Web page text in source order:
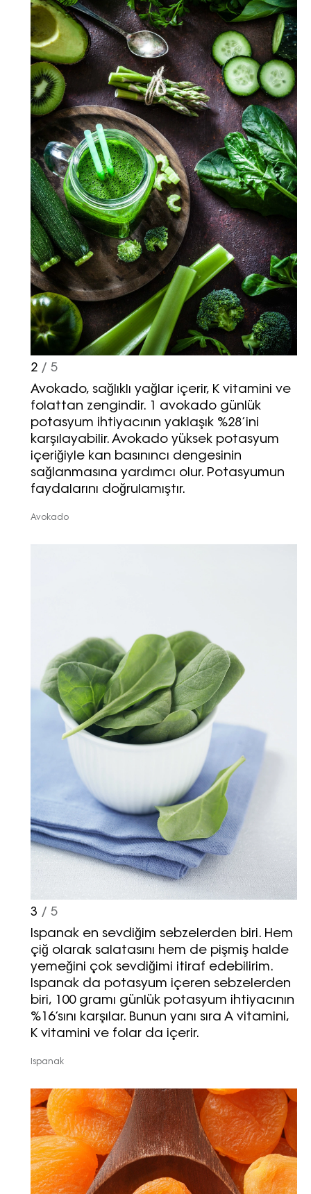
Haftalık E-Bülten
Moda dünyasında neler oluyor? Yeni
fikirler, öne çıkan koleksiyonlar, en
vogue trendler, ünlülerden güzelllik
sırları ve en popüler partilerden
haberdar olmak için haftalık e-
bültenimize kaydolun.
Turkuvaz Haberleşme ve Yayıncılık
A.Ş. tarafından
üzerinden sunulan ürün ve
pazarlama ve kutlama/ temenni
amaçlı her türlü e-bülten/ ticari
elektronik ileti gönderiminin e-posta
yoluyla tarafıma yapılmasına onay
ve bu kapsamda/ amaçla ad/
soyad ve e-posta adresi verilerimin
2 / 5
Avokado, sağlıklı yağlar içerir, K vitamini ve
folattan zengindir. 1 avokado günlük
potasyum ihtiyacının yaklaşık %28’ini
karşılayabilir. Avokado yüksek potasyum
içeriğiyle kan basınıncı dengesinin
sağlanmasına yardımcı olur. Potasyumun
faydalarını doğrulamıştır.
Avokado
3 / 5
Ispanak en sevdiğim sebzelerden biri. Hem
çiğ olarak salatasını hem de pişmiş halde
yemeğini çok sevdiğimi itiraf edebilirim.
Ispanak da potasyum içeren sebzelerden
biri, 100 gramı günlük potasyum ihtiyacının
%16’sını karşılar. Bunun yanı sıra A vitamini,
K vitamini ve folar da içerir.
Ispanak